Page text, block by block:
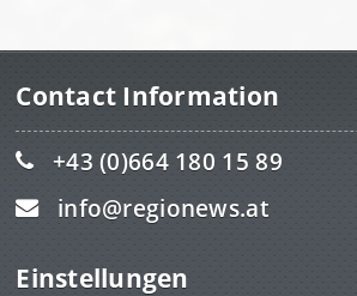
Contact Information
+43 (0)664 180 15 89
info@regionews.at
Einstellungen